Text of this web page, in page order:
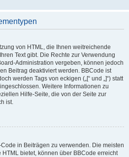
von HTML, die Ihnen weitreichende
Text gibt. Die Rechte zur Verwendung
Administration vergeben, können jedoch
Beitrag deaktiviert werden. BBCode ist
werden Tags von eckigen („[“ und „]“) statt
Weitere Informationen zu
Hilfe-Seite, die von der Seite zur
ist.
in Beiträgen zu verwenden. Die meisten
bietet, können über BBCode erreicht